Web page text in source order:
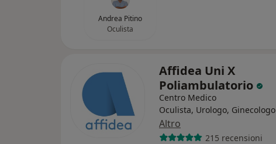
Andrea Pitino
Oculista
Affidea Uni X
Poliambulatorio
Centro Medico
Oculista, Urologo, Ginecologo
Altro
215 recensioni